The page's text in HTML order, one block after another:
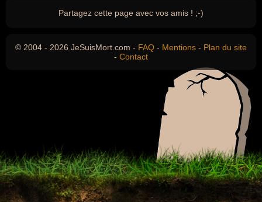
Partagez cette page avec vos amis ! ;-)
© 2004 - 2026 JeSuisMort.com - FAQ - Mentions - Plan du site
- Contact